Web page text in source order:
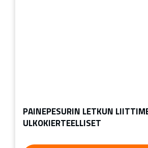
PAINEPESURIN LETKUN
ULKOKIERTEELLISET